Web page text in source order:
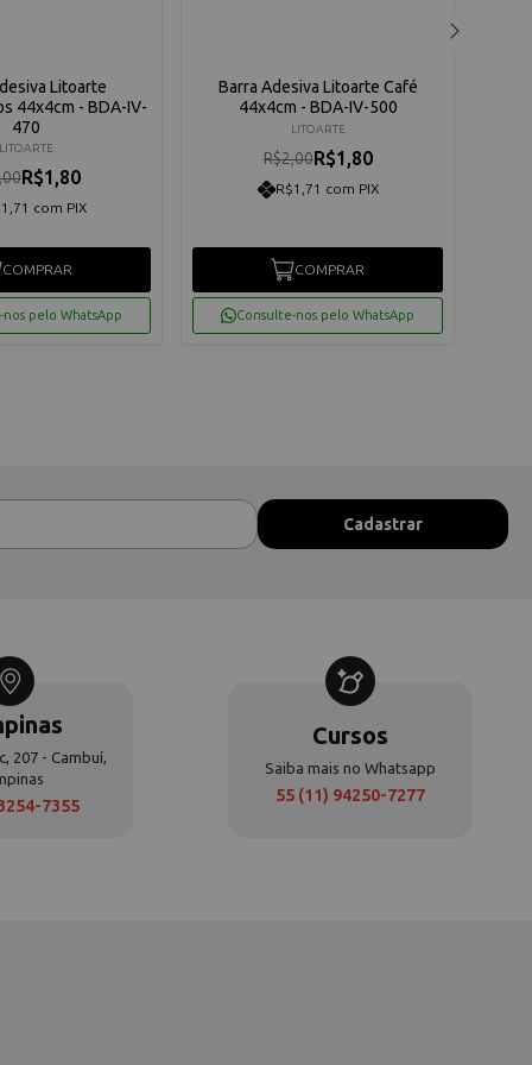
Litoarte
44x4cm - BDA-IV-
470
LITOARTE
R$1,80
com PIX
COMPRAR
nos pelo WhatsApp
Barra Adesiva Litoarte Café
44x4cm - BDA-IV-500
LITOARTE
R$2,00R$1,80
R$1,71 com PIX
COMPRAR
Consulte-nos pelo WhatsApp
207 - Cambuí,
7355
Cursos
Saiba mais no Whatsapp
55 (11) 94250-7277